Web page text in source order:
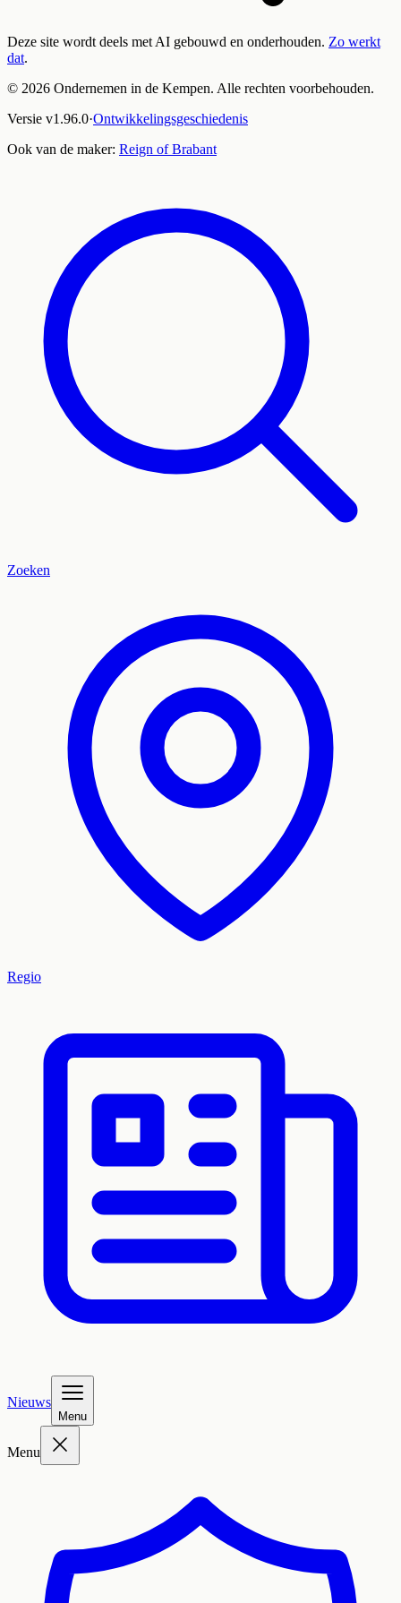
Deze site wordt deels met AI gebouwd en onderhouden. Zo werkt
dat.
© 2026 Ondernemen in de Kempen. Alle rechten voorbehouden.
Versie v1.96.0·Ontwikkelingsgeschiedenis
Ook van de maker: Reign of Brabant
Zoeken
Regio
Nieuws
Menu
Menu